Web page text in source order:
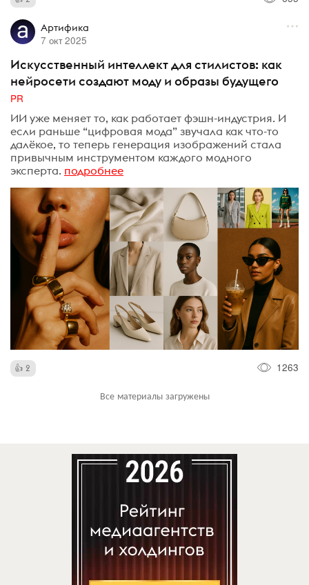
Артифика
7 окт 2025
Искусственный интеллект для стилистов: как
нейросети создают моду и образы будущего
PR
ИИ уже меняет то, как работает фэшн-индустрия. И
если раньше “цифровая мода” звучала как что-то
далёкое, то теперь генерация изображений стала
привычным инструментом каждого модного
эксперта. подробнее
2 1263
Все материалы загружены